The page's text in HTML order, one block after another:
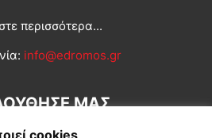
περισσότερα...
info@edromos.gr
ΜΑΣ
cookies